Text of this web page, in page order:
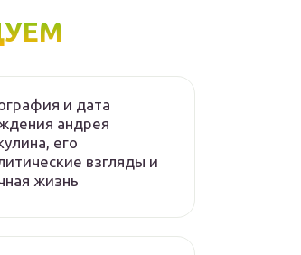
и дата
андрея
его
взгляды и
жизнь